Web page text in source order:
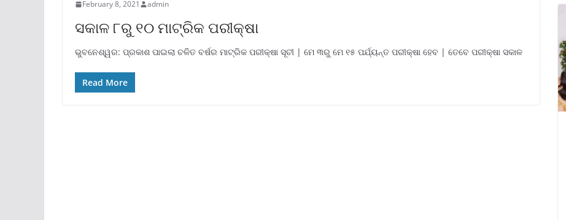
February 8, 2021 admin
ସକାଳ ୮ରୁ ୧୦ ମାଟ୍ରିକ ପରୀକ୍ଷା
ଭୁବନେଶ୍ୱର: ପ୍ରକାଶ ପାଇଲା ଚଳିତ ବର୍ଷର ମାଟ୍ରିକ ପରୀକ୍ଷା ସୂଚୀ | ମେ ୩ରୁ ମେ ୧୫ ପର୍ଯ୍ୟନ୍ତ ପରୀକ୍ଷା ହେବ | ତେବେ ପରୀକ୍ଷା ସକାଳ
Read More